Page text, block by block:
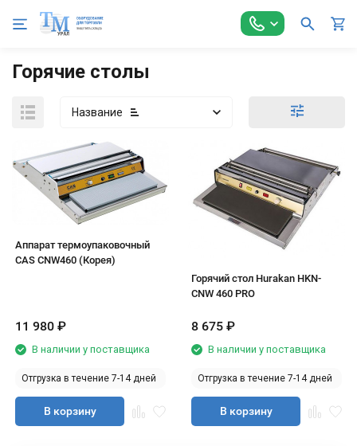
Главная Упаковочное оборудование Горячие столы
Горячие столы
Название
Аппарат термоупаковочный
CAS CNW460 (Корея)
11 980 ₽
В наличии у поставщика
Отгрузка в течение 7-14 дней
В корзину
Горячий стол Hurakan HKN-
CNW 460 PRO
8 675 ₽
В наличии у поставщика
Отгрузка в течение 7-14 дней
В корзину